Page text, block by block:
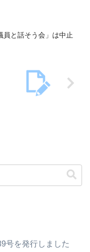
員と話そう会」は中止
号を発行しました